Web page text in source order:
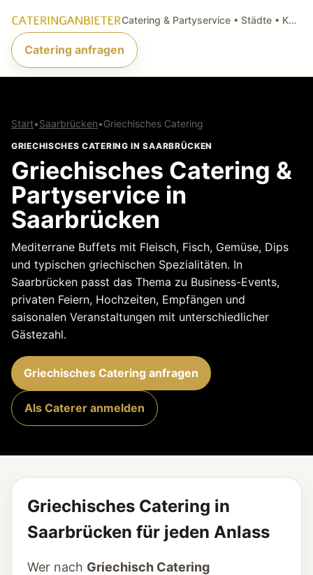
Catering & Partyservice • Städte • Küchenarten • Anfragen
Catering anfragen
Start•Saarbrücken•Griechisches Catering
GRIECHISCHES CATERING IN SAARBRÜCKEN
Griechisches Catering &
Partyservice in
Saarbrücken
Mediterrane Buffets mit Fleisch, Fisch, Gemüse, Dips
und typischen griechischen Spezialitäten. In
Saarbrücken passt das Thema zu Business-Events,
privaten Feiern, Hochzeiten, Empfängen und
saisonalen Veranstaltungen mit unterschiedlicher
Gästezahl.
Griechisches Catering anfragen
Als Caterer anmelden
Griechisches Catering in
Saarbrücken für jeden Anlass
Wer nach Griechisch Catering